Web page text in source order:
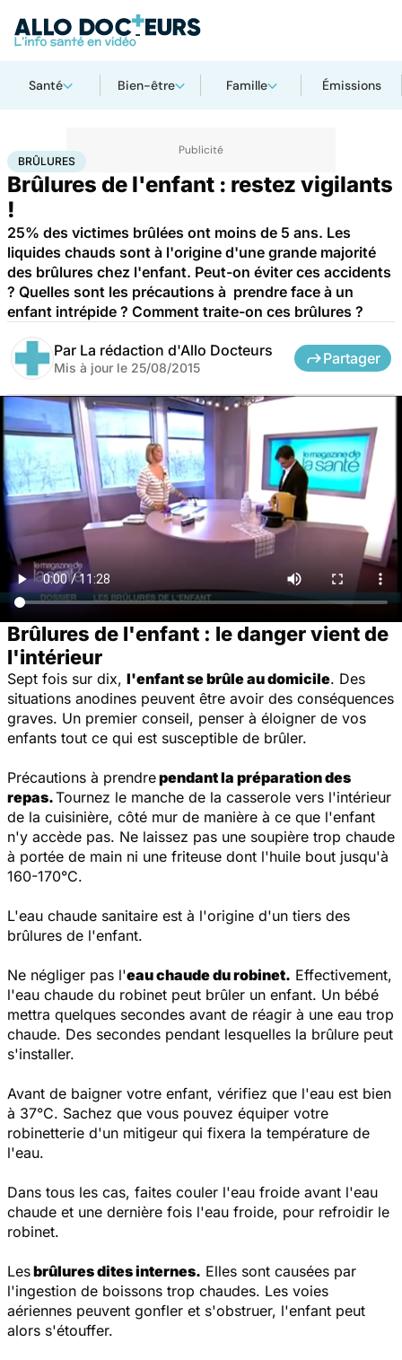
Santé Bien-être Famille Émissions
AccueilSanté Maladies
BRÛLURES
Brûlures de l'enfant : restez vigilants
!
25% des victimes brûlées ont moins de 5 ans. Les
liquides chauds sont à l'origine d'une grande majorité
des brûlures chez l'enfant. Peut-on éviter ces accidents
? Quelles sont les précautions à prendre face à un
enfant intrépide ? Comment traite-on ces brûlures ?
Par La rédaction d'Allo Docteurs
Mis à jour le 25/08/2015
Partager
Brûlures de l'enfant : le danger vient de
l'intérieur
Sept fois sur dix, l'enfant se brûle au domicile. Des
situations anodines peuvent être avoir des conséquences
graves. Un premier conseil, penser à éloigner de vos
enfants tout ce qui est susceptible de brûler.
Précautions à prendrependant la préparation des
repas.Tournez le manche de la casserole vers l'intérieur
de la cuisinière, côté mur de manière à ce que l'enfant
n'y accède pas. Ne laissez pas une soupière trop chaude
à portée de main ni une friteuse dont l'huile bout jusqu'à
160-170°C.
L'eau chaude sanitaire est à l'origine d'un tiers des
brûlures de l'enfant.
Ne négliger pas l'eau chaude du robinet. Effectivement,
l'eau chaude du robinet peut brûler un enfant. Un bébé
mettra quelques secondes avant de réagir à une eau trop
chaude. Des secondes pendant lesquelles la brûlure peut
s'installer.
Avant de baigner votre enfant, vérifiez que l'eau est bien
à 37°C. Sachez que vous pouvez équiper votre
robinetterie d'un mitigeur qui fixera la température de
l'eau.
Dans tous les cas, faites couler l'eau froide avant l'eau
chaude et une dernière fois l'eau froide, pour refroidir le
robinet.
Lesbrûlures dites internes. Elles sont causées par
l'ingestion de boissons trop chaudes. Les voies
aériennes peuvent gonfler et s'obstruer, l'enfant peut
alors s'étouffer.